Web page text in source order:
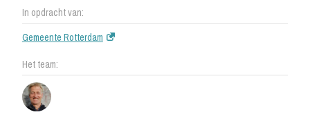
In opdracht van:
Gemeente Rotterdam
Het team: